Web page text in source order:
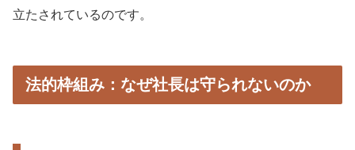
立たされているのです。
法的枠組み：なぜ社長は守られないのか